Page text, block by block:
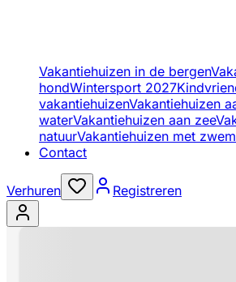
Vakantiehuizen in de bergen
hondWintersport 2027
vakantiehuizenVakantiehuizen
waterVakantiehuizen aan zee
natuurVakantiehuizen met
Contact
Verhuren Registreren